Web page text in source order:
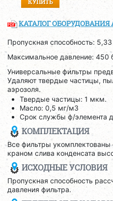
КУПИТЬ
КАТАЛОГ ОБОРУДОВАНИЯ
Пропускная способность:
Максимальное давление: 450
Универсальные фильтры
Удаляют твердые частицы,
аэрозоля.
Твердые частицы: 1 мкм.
Масло: 0,5 мг/м3
Срок службы ф/элемента
КОМПЛЕКТАЦИЯ
Все фильтры укомплектованы
краном слива конденсата
ИСХОДНЫЕ УСЛОВИЯ
Пропускная способность
давления фильтра.